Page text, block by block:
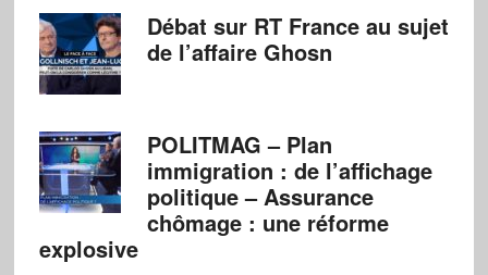
Débat sur RT France au sujet
de l’affaire Ghosn
POLITMAG – Plan
immigration : de l’affichage
politique – Assurance
chômage : une réforme
explosive